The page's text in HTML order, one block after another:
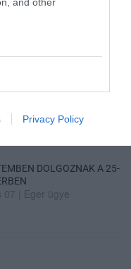
Privacy Policy
ILYEN ALACSONY AZ
DOLGOZNAK A 25-
07 Eger ügye